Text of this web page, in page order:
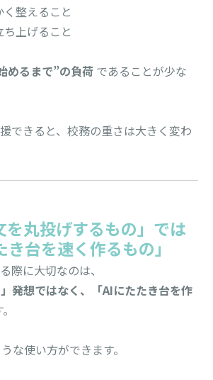
整えること
上げること
めるまで”の負荷 であることが少な
できると、校務の重さは大きく変わ
を丸投げするもの」では
き台を速く作るもの」
際に大切なのは、
」発想ではなく、「AIにたたき台を作
な使い方ができます。